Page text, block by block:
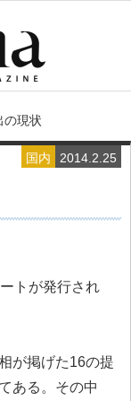
の現状
2014.2.25
国内
トが発行され
が掲げた16の提
ある。その中